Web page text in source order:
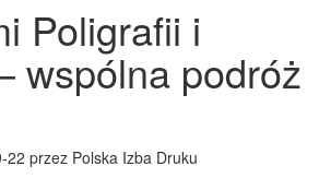
Poligrafii i
wspólna podróż
przez Polska Izba Druku